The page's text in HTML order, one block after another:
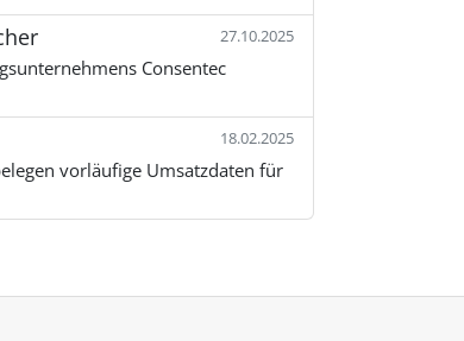
27.10.2025
Consentec
18.02.2025
vorläufige Umsatzdaten für